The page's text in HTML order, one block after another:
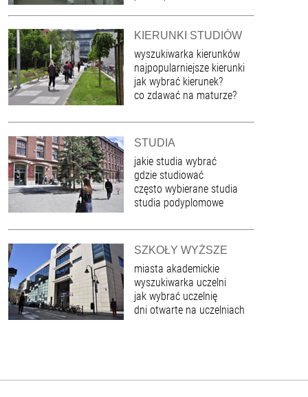
KIERUNKI STUDIÓW
wyszukiwarka kierunków
najpopularniejsze kierunki
jak wybrać kierunek?
co zdawać na maturze?
STUDIA
jakie studia wybrać
gdzie studiować
często wybierane studia
studia podyplomowe
SZKOŁY WYŻSZE
miasta akademickie
wyszukiwarka uczelni
jak wybrać uczelnię
dni otwarte na uczelniach